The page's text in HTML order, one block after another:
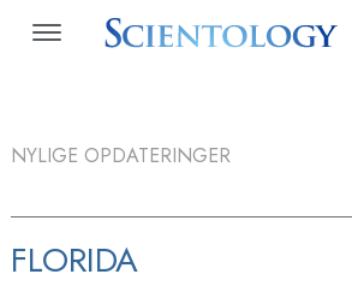
NYLIGE OPDATERINGER
FLORIDA